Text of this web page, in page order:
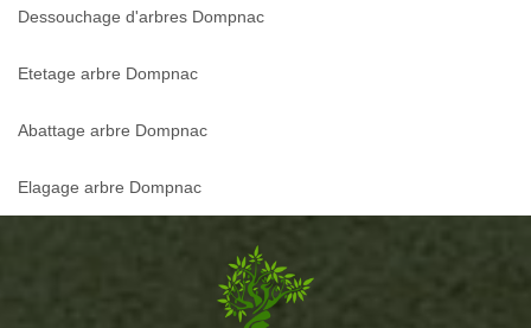
Dessouchage d'arbres Dompnac
Etetage arbre Dompnac
Abattage arbre Dompnac
Elagage arbre Dompnac